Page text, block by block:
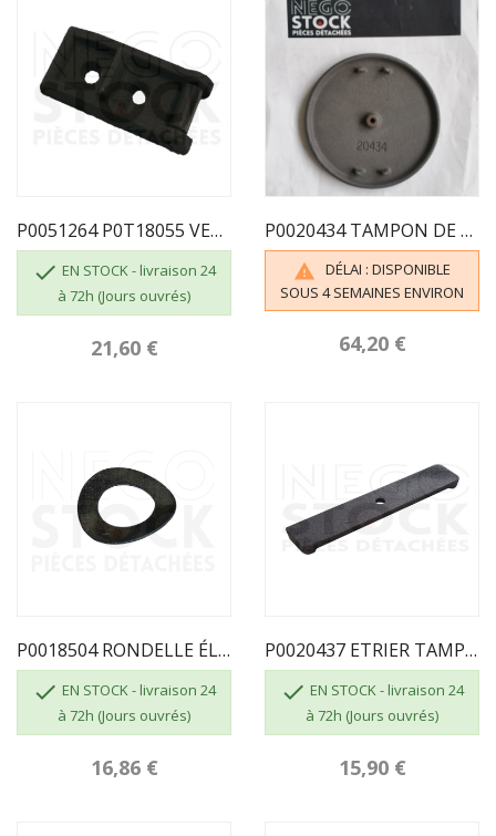
P0051264 P0T18055 VERROU DE PORTE
 EN STOCK - livraison 24
à 72h (Jours ouvrés)
21,60 €
P0020434 TAMPON DE BUSE

DÉLAI : DISPONIBLE
SOUS 4 SEMAINES ENVIRON
64,20 €
P0018504 RONDELLE ÉLASTIQUE ONDULÉE D 8 DEVILLE
 EN STOCK - livraison 24
à 72h (Jours ouvrés)
16,86 €
P0020437 ETRIER TAMPON BUSE DEVILLE
 EN STOCK - livraison 24
à 72h (Jours ouvrés)
15,90 €